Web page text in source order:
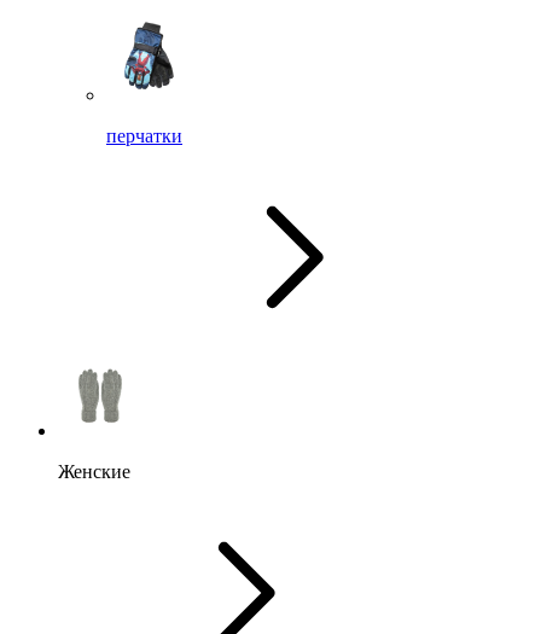
перчатки
Женские